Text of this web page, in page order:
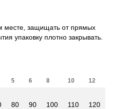
месте, защищать от прямых
упаковку плотно закрывать.
5 6 8 10 12
80 90 100 110 120